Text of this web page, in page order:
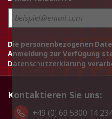
Die personenbezogenen
Anmeldung zur Verfügung
Datenschutzerklärung
Kontaktieren Sie uns:
+49 (0) 69 5800 14